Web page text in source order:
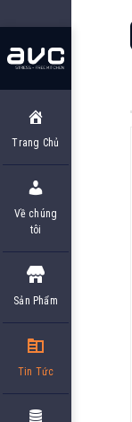
to
content
Trang Chủ
Về chúng
tôi
Sản Phẩm
Tin Tức